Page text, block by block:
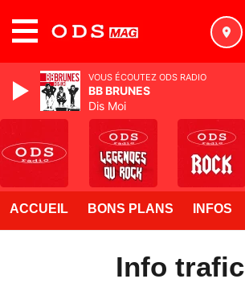
ACCUEIL BONS PLANS INFOS
Info trafic
VOUS ÉCOUTEZ ODS RADIO
BB BRUNES
Dis Moi